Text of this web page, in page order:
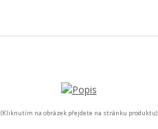
(Kliknutím na obrázek přejdete na stránku produktu)